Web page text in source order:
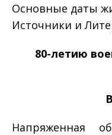
Основные даты
Источники и
80-летию
Напряженная